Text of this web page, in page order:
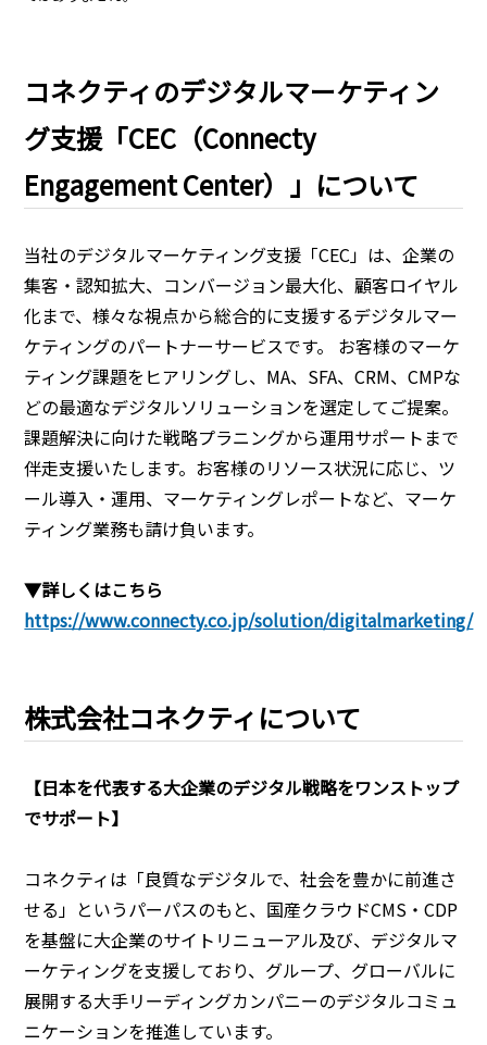
コネクティのデジタルマーケティン
グ支援「CEC（Connecty
Engagement Center）」について
当社のデジタルマーケティング支援「CEC」は、企業の
集客・認知拡大、コンバージョン最大化、顧客ロイヤル
化まで、様々な視点から総合的に支援するデジタルマー
ケティングのパートナーサービスです。 お客様のマーケ
ティング課題をヒアリングし、MA、SFA、CRM、CMPな
どの最適なデジタルソリューションを選定してご提案。
課題解決に向けた戦略プラニングから運用サポートまで
伴走支援いたします。お客様のリソース状況に応じ、ツ
ール導入・運用、マーケティングレポートなど、マーケ
ティング業務も請け負います。
▼詳しくはこちら
https://www.connecty.co.jp/solution/digitalmarketing/
株式会社コネクティについて
【日本を代表する大企業のデジタル戦略をワンストップ
でサポート】
コネクティは「良質なデジタルで、社会を豊かに前進さ
せる」というパーパスのもと、国産クラウドCMS・CDP
を基盤に大企業のサイトリニューアル及び、デジタルマ
ーケティングを支援しており、グループ、グローバルに
展開する大手リーディングカンパニーのデジタルコミュ
ニケーションを推進しています。